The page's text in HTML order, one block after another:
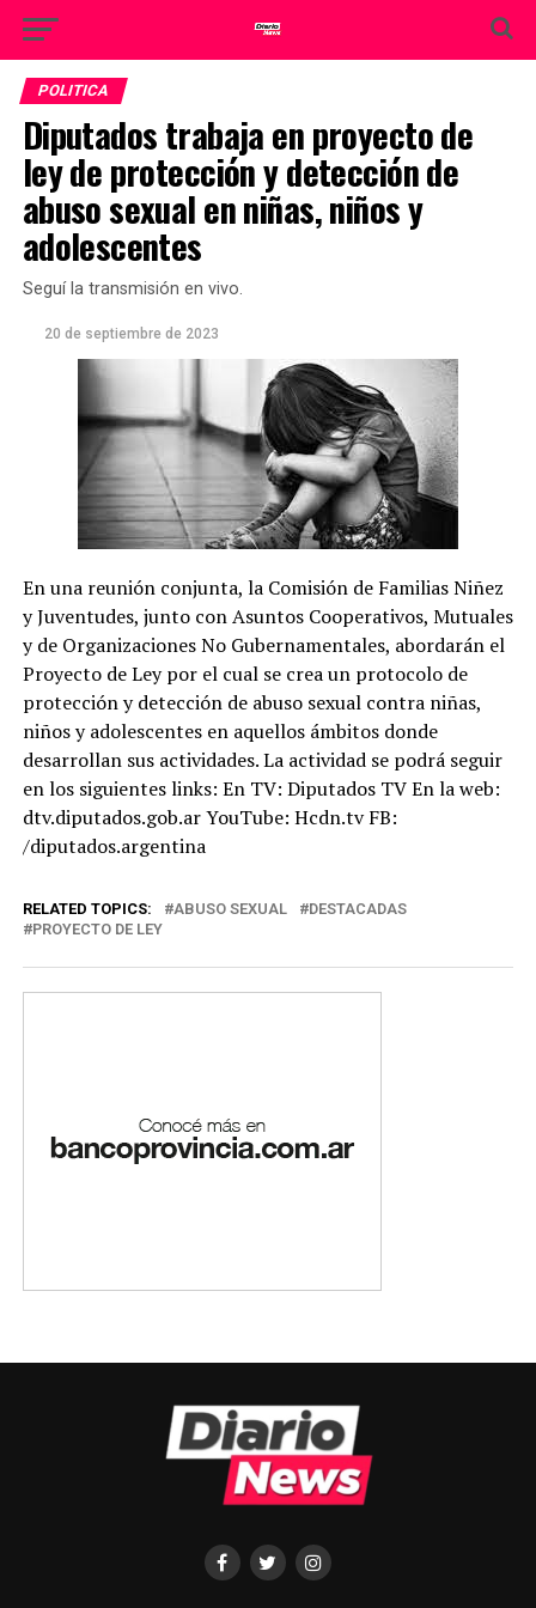
POLITICA
Diputados trabaja en proyecto de
ley de protección y detección de
abuso sexual en niñas, niños y
adolescentes
Seguí la transmisión en vivo.
20 de septiembre de 2023
En una reunión conjunta, la Comisión de Familias Niñez
y Juventudes, junto con Asuntos Cooperativos, Mutuales
y de Organizaciones No Gubernamentales, abordarán el
Proyecto de Ley por el cual se crea un protocolo de
protección y detección de abuso sexual contra niñas,
niños y adolescentes en aquellos ámbitos donde
desarrollan sus actividades. La actividad se podrá seguir
en los siguientes links: En TV: Diputados TV En la web:
dtv.diputados.gob.ar YouTube: Hcdn.tv FB:
/diputados.argentina
RELATED TOPICS: ABUSO SEXUAL
DESTACADAS
PROYECTO DE LEY